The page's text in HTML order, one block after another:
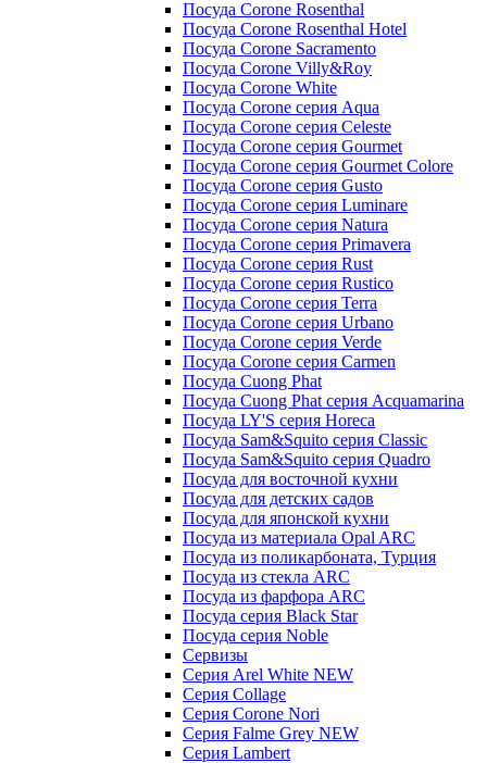
Посуда Corone Rosenthal
Посуда Corone Rosenthal Hotel
Посуда Corone Sacramento
Посуда Corone Villy&Roy
Посуда Corone White
Посуда Corone серия Aqua
Посуда Corone серия Celeste
Посуда Corone серия Gourmet
Посуда Corone серия Gourmet Colore
Посуда Corone серия Gusto
Посуда Corone серия Luminare
Посуда Corone серия Natura
Посуда Corone серия Primavera
Посуда Corone серия Rust
Посуда Corone серия Rustico
Посуда Corone серия Terra
Посуда Corone серия Urbano
Посуда Corone серия Verde
Посуда Corone серия Сarmen
Посуда Cuong Phat
Посуда Cuong Phat серия Acquamarina
Посуда LY'S серия Horeca
Посуда Sam&Squito серия Classic
Посуда Sam&Squito серия Quadro
Посуда для восточной кухни
Посуда для детских садов
Посуда для японской кухни
Посуда из материала Opal ARC
Посуда из поликарбоната, Турция
Посуда из стекла ARC
Посуда из фарфора ARC
Посуда серия Black Star
Посуда серия Noble
Сервизы
Серия Arel White NEW
Серия Collage
Серия Corone Nori
Серия Falme Grey NEW
Серия Lambert